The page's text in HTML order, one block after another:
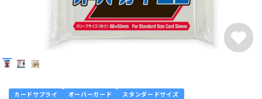
カードサプライ オーバーガード スタンダードサイズ